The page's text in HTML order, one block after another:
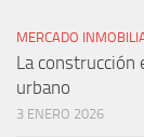
MERCADO
La
urbano
3 ENERO 2026